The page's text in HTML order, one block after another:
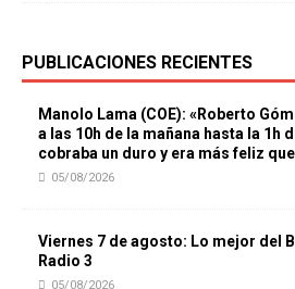
PUBLICACIONES RECIENTES
Manolo Lama (COE): «Roberto
a las 10h de la mañana hasta la 1h
cobraba un duro y era más feliz
05/08/2026
Viernes 7 de agosto: Lo mejor del
Radio 3
05/08/2026